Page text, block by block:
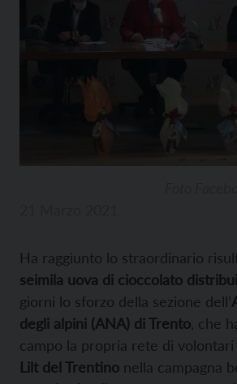
Ha raggiunto lo straordinario
seimila uova di cioccolato
giorni lo sforzo della sezione dell’
degli alpini (ANA) di Trento , che
campo la propria rete di
Lilt del Trentino nella campagna